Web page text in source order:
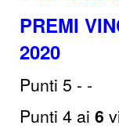
PREMI
2020
Punti 5 - -
Punti 4 ai 6